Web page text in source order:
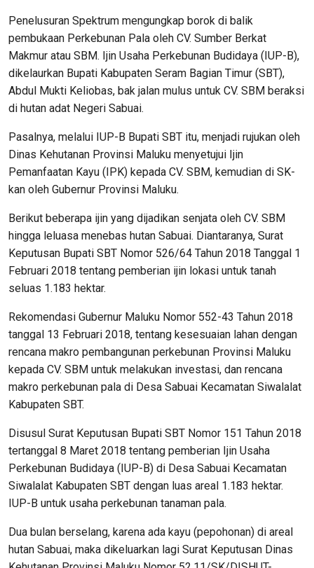
Penelusuran Spektrum mengungkap borok di balik
pembukaan Perkebunan Pala oleh CV. Sumber Berkat
Makmur atau SBM. Ijin Usaha Perkebunan Budidaya (IUP-B),
dikelaurkan Bupati Kabupaten Seram Bagian Timur (SBT),
Abdul Mukti Keliobas, bak jalan mulus untuk CV. SBM beraksi
di hutan adat Negeri Sabuai.
Pasalnya, melalui IUP-B Bupati SBT itu, menjadi rujukan oleh
Dinas Kehutanan Provinsi Maluku menyetujui Ijin
Pemanfaatan Kayu (IPK) kepada CV. SBM, kemudian di SK-
kan oleh Gubernur Provinsi Maluku.
Berikut beberapa ijin yang dijadikan senjata oleh CV. SBM
hingga leluasa menebas hutan Sabuai. Diantaranya, Surat
Keputusan Bupati SBT Nomor 526/64 Tahun 2018 Tanggal 1
Februari 2018 tentang pemberian ijin lokasi untuk tanah
seluas 1.183 hektar.
Rekomendasi Gubernur Maluku Nomor 552-43 Tahun 2018
tanggal 13 Februari 2018, tentang kesesuaian lahan dengan
rencana makro pembangunan perkebunan Provinsi Maluku
kepada CV. SBM untuk melakukan investasi, dan rencana
makro perkebunan pala di Desa Sabuai Kecamatan Siwalalat
Kabupaten SBT.
Disusul Surat Keputusan Bupati SBT Nomor 151 Tahun 2018
tertanggal 8 Maret 2018 tentang pemberian Ijin Usaha
Perkebunan Budidaya (IUP-B) di Desa Sabuai Kecamatan
Siwalalat Kabupaten SBT dengan luas areal 1.183 hektar.
IUP-B untuk usaha perkebunan tanaman pala.
Dua bulan berselang, karena ada kayu (pepohonan) di areal
hutan Sabuai, maka dikeluarkan lagi Surat Keputusan Dinas